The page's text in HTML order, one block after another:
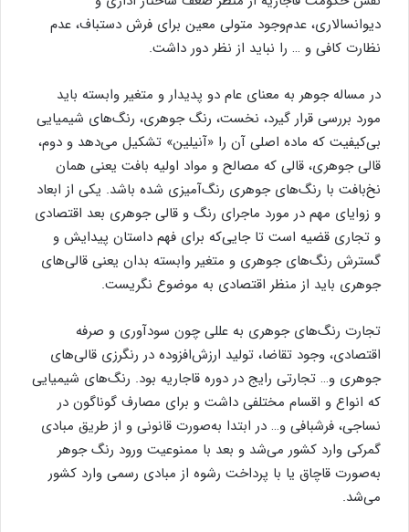
دیوانسالاری، عدم‌وجود متولی معین برای فرش دستباف، عدم
نظارت کافی و … را نباید از نظر دور داشت.
در مساله جوهر به معنای عام دو پدیدار و متغیر وابسته باید
مورد بررسی قرار گیرد، نخست، رنگ جوهری، رنگ‌های شیمیایی
بی‌کیفیت که ماده اصلی آن را «آنیلین» تشکیل می‌دهد و دوم،
قالی جوهری، قالی که مصالح و مواد اولیه بافت یعنی همان
نخ‌بافت با رنگ‌های جوهری رنگ‌آمیزی شده باشد. یکی از ابعاد
و زوایای مهم در مورد ماجرای رنگ و قالی جوهری بعد اقتصادی
و تجاری قضیه است‌ تا جایی‌که برای فهم داستان پیدایش و
گسترش رنگ‌های جوهری و متغیر وابسته بدان یعنی قالی‌های
جوهری باید از منظر اقتصادی به موضوع نگریست.
تجارت رنگ‌های جوهری به عللی چون سودآوری و صرفه
اقتصادی، وجود تقاضا، تولید ارزش‌افزوده در رنگرزی قالی‌های
جوهری و… تجارتی رایج در دوره قاجاریه بود. رنگ‌های شیمیایی
که انواع و اقسام مختلفی داشت و برای مصارف گوناگون در
نساجی، فرشبافی و‌… در ابتدا به‌صورت قانونی و از طریق مبادی
گمرکی وارد کشور می‌‌شد و بعد با ممنوعیت ورود رنگ جوهر
به‌صورت قاچاق یا با پرداخت رشوه از مبادی رسمی وارد کشور
می‌شد.